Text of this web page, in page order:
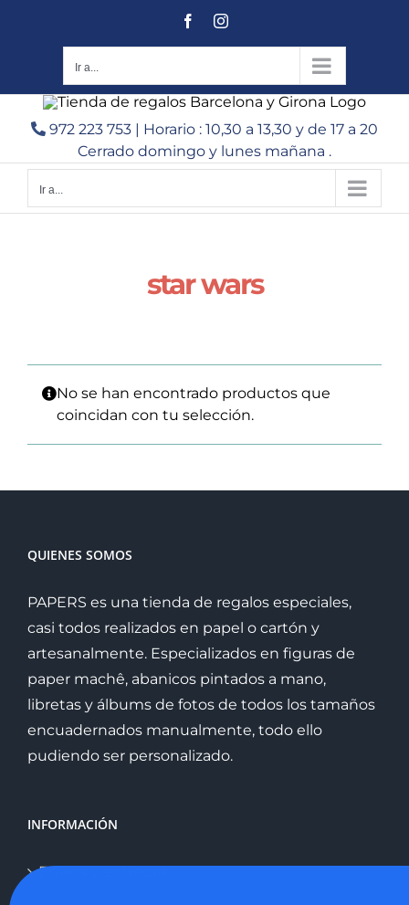
FacebookInstagram
Ir a...
972 223 753 | Horario : 10,30 a 13,30 y de 17 a 20
Cerrado domingo y lunes mañana .
Ir a...
star wars
No se han encontrado productos que
coincidan con tu selección.
QUIENES SOMOS
PAPERS es una tienda de regalos especiales,
casi todos realizados en papel o cartón y
artesanalmente. Especializados en figuras de
paper machê, abanicos pintados a mano,
libretas y álbums de fotos de todos los tamaños
encuadernados manualmente, todo ello
pudiendo ser personalizado.
INFORMACIÓN
Envíos y entregas